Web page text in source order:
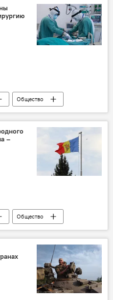
Общество
–
Общество
выборы